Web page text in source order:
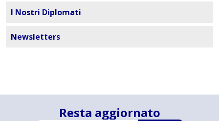
I Nostri Diplomati
Newsletters
Resta aggiornato